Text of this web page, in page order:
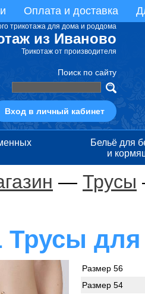
Оплата и доставка
трикотажа для дома и роддома
из Иваново
Трикотаж от производителя
Поиск по сайту
Вход в личный кабинет
Бельё для
и
— Трусы
Трусы
Размер 56
Размер 54